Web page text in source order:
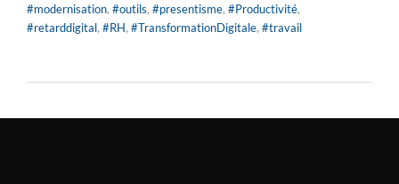
#modernisation, #outils, #presentisme, #Productivité,
#retarddigital, #RH, #TransformationDigitale, #travail